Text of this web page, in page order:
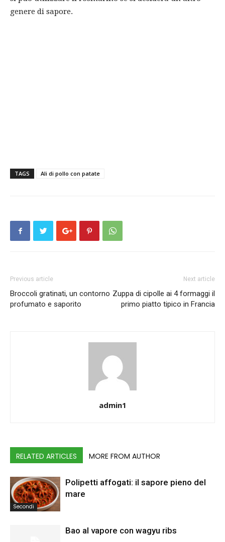
genere di sapore.
TAGS Ali di pollo con patate
Previous article
Broccoli gratinati, un contorno
profumato e saporito
Next article
Zuppa di cipolle ai 4 formaggi il
primo piatto tipico in Francia
admin1
RELATED ARTICLES MORE FROM AUTHOR
Secondi
Polipetti affogati: il sapore pieno del
mare
Bao al vapore con wagyu ribs